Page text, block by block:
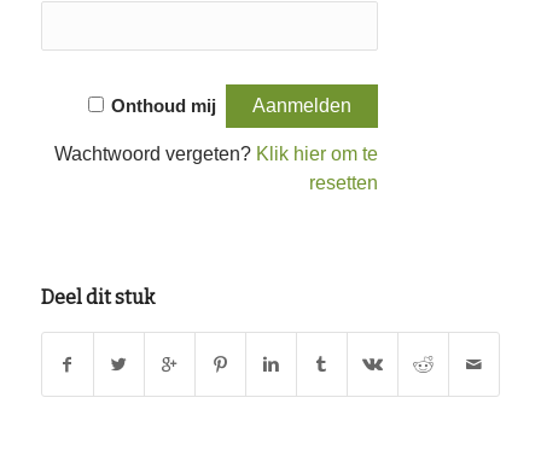
Onthoud mij
Wachtwoord vergeten? Klik hier om te
resetten
Deel dit stuk